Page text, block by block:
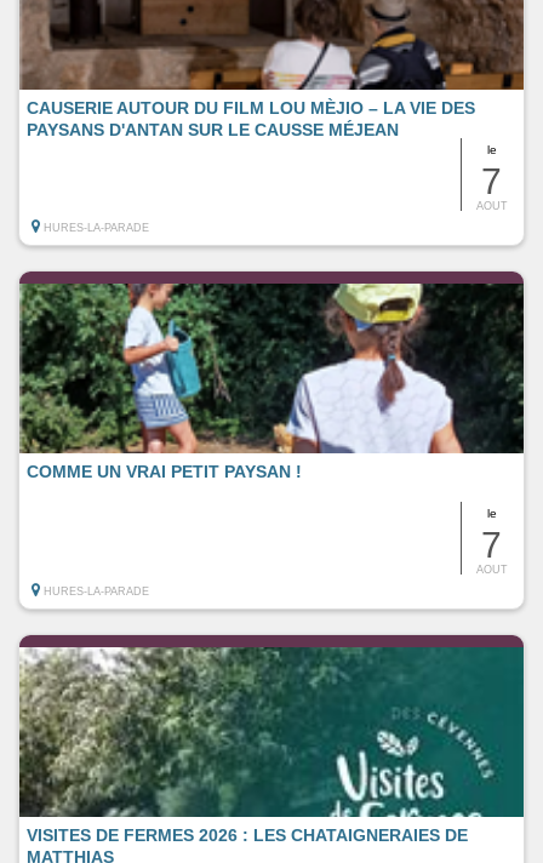
le
7
AOUT
CAUSERIE AUTOUR DU FILM LOU MÈJIO – LA VIE DES
PAYSANS D'ANTAN SUR LE CAUSSE MÉJEAN
HURES-LA-PARADE
le
7
AOUT
COMME UN VRAI PETIT PAYSAN !
HURES-LA-PARADE
VISITES DE FERMES 2026 : LES CHATAIGNERAIES DE
MATTHIAS